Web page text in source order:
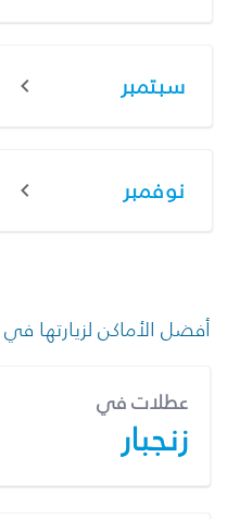
سبتمبر
نوفمبر
أفضل الأماكن لزيارتها في
عطلات في
زنجبار